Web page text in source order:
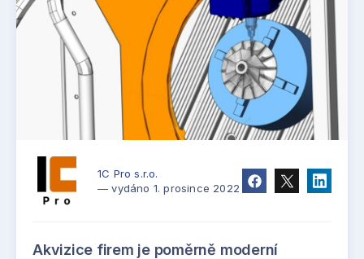
1C Pro s.r.o.
— vydáno 1. prosince 2022
Akvizice firem je poměrně moderní